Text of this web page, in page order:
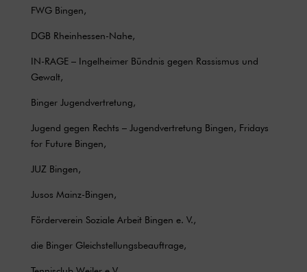
FWG Bingen,
DGB Rheinhessen-Nahe,
IN-RAGE – Ingelheimer Bündnis gegen Rassismus und
Gewalt,
Binger Jugendvertretung,
Jugend gegen Rechts – Jugendvertretung Bingen, Fridays
for Future Bingen,
JUZ Bingen,
Jusos Mainz-Bingen,
Förderverein Soziale Arbeit Bingen e. V.,
die Binger Gleichstellungsbeauftrage,